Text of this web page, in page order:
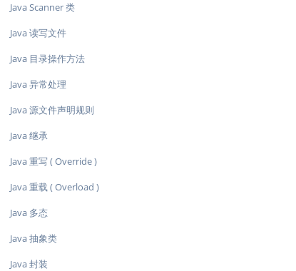
Java Scanner 类
Java 读写文件
Java 目录操作方法
Java 异常处理
Java 源文件声明规则
Java 继承
Java 重写 ( Override )
Java 重载 ( Overload )
Java 多态
Java 抽象类
Java 封装